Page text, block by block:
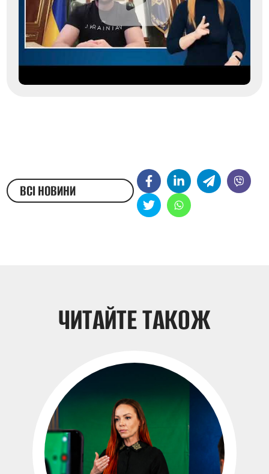
ВСІ НОВИНИ
ЧИТАЙТЕ ТАКОЖ